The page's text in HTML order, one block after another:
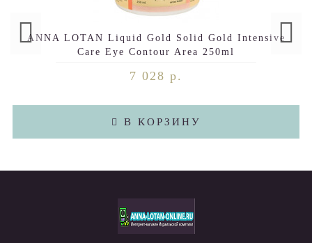
ANNA LOTAN Liquid Gold Solid Gold Intensive
Care Eye Contour Area 250ml
7 028 р.
В КОРЗИНУ